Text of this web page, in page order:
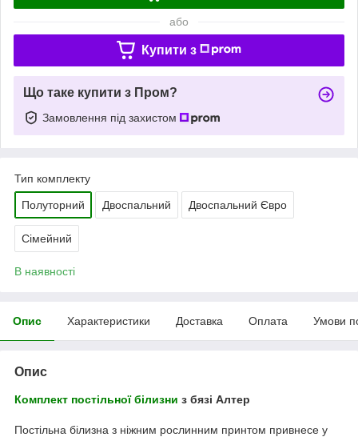
або
Купити з
Що таке купити з Пром?
Замовлення під захистом
Тип комплекту
Полуторний Двоспальний Двоспальний Євро
Сімейний
В наявності
Опис Характеристики Доставка Оплата Умови
Опис
Комплект постільної білизни з бязі Алтер
Постільна білизна з ніжним рослинним принтом привнесе у